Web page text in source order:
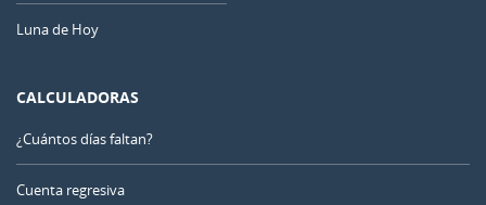
Luna de Hoy
CALCULADORAS
¿Cuántos días faltan?
Cuenta regresiva